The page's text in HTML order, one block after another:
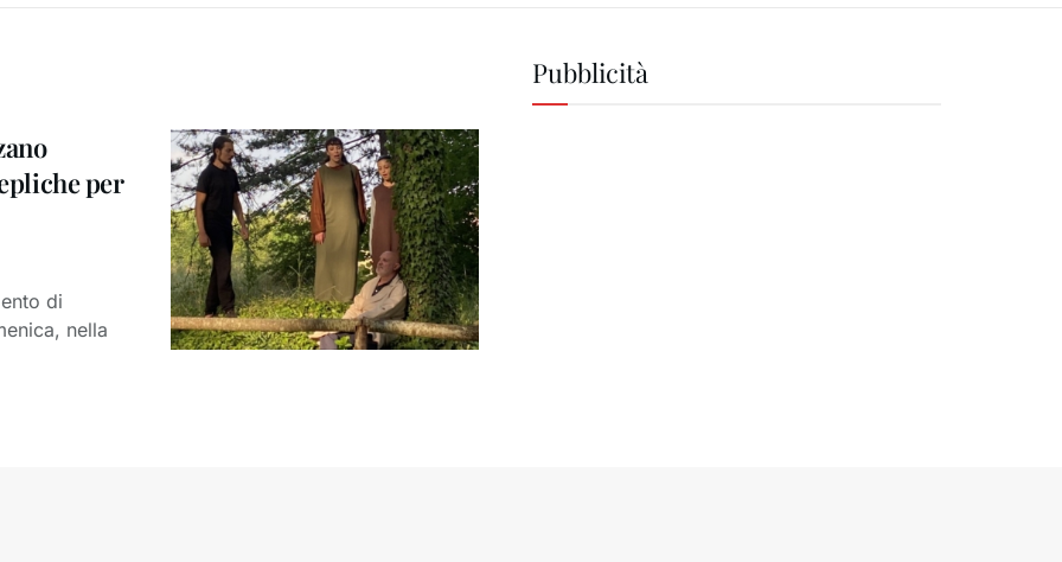
per
di
nella
Pubblicità